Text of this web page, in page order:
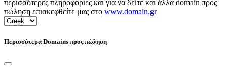
περισσότερες πληροφορίες και για να δείτε και άλλα domain προς
πώληση επισκεφθείτε μας στο www.domain.gr
Περισσότερα Domains προς πώληση